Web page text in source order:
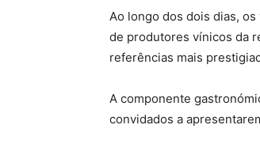
Ao longo dos dois dias,
de produtores vínicos da
referências mais
A componente
convidados a